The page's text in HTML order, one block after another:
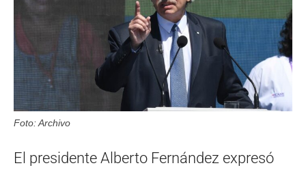
Foto: Archivo
El presidente Alberto Fernández expresó